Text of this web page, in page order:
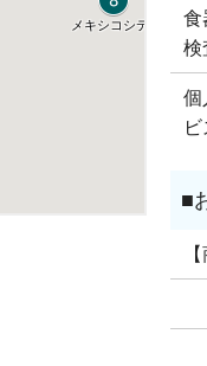
食
検
個
ビ